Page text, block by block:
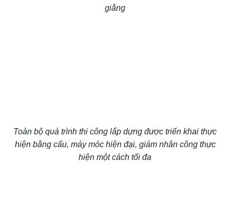
giằng
Toàn bộ quá trình thi công lắp dựng được triển khai thực
hiện bằng cẩu, máy móc hiện đại, giảm nhân công thực
hiện một cách tối đa